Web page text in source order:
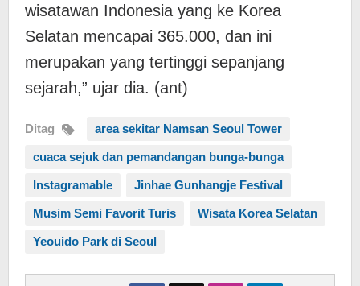
wisatawan Indonesia yang ke Korea
Selatan mencapai 365.000, dan ini
merupakan yang tertinggi sepanjang
sejarah,” ujar dia. (ant)
Ditag area sekitar Namsan Seoul Tower
cuaca sejuk dan pemandangan bunga-bunga
Instagramable Jinhae Gunhangje Festival
Musim Semi Favorit Turis Wisata Korea Selatan
Yeouido Park di Seoul